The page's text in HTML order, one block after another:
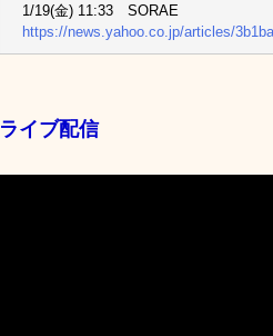
1/19(金) 11:33 SORAE
https://news.yahoo.co.jp/articles/
ライブ配信